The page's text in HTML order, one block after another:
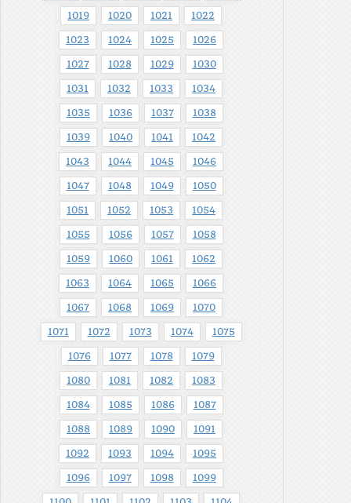
1019 1020 1021 1022
1023 1024 1025 1026
1027 1028 1029 1030
1031 1032 1033 1034
1035 1036 1037 1038
1039 1040 1041 1042
1043 1044 1045 1046
1047 1048 1049 1050
1051 1052 1053 1054
1055 1056 1057 1058
1059 1060 1061 1062
1063 1064 1065 1066
1067 1068 1069 1070
1071 1072 1073 1074 1075
1076 1077 1078 1079
1080 1081 1082 1083
1084 1085 1086 1087
1088 1089 1090 1091
1092 1093 1094 1095
1096 1097 1098 1099